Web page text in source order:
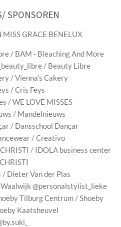
SPONSOREN
MISS GRACE BENELUX
/ BAM - Bleaching And More
/ Beauty Libre
/ Vienna’s Cakery
/ Cris Feys
/ WE LOVE MISSES
/ Mandelnieuws
/ Dansschool Dançar
/ Creativo
/ IDOLA business center
/ Dieter Van der Plas
@personalstylist_lieke
Tilburg Centrum / Shoeby
Kaatsheuvel